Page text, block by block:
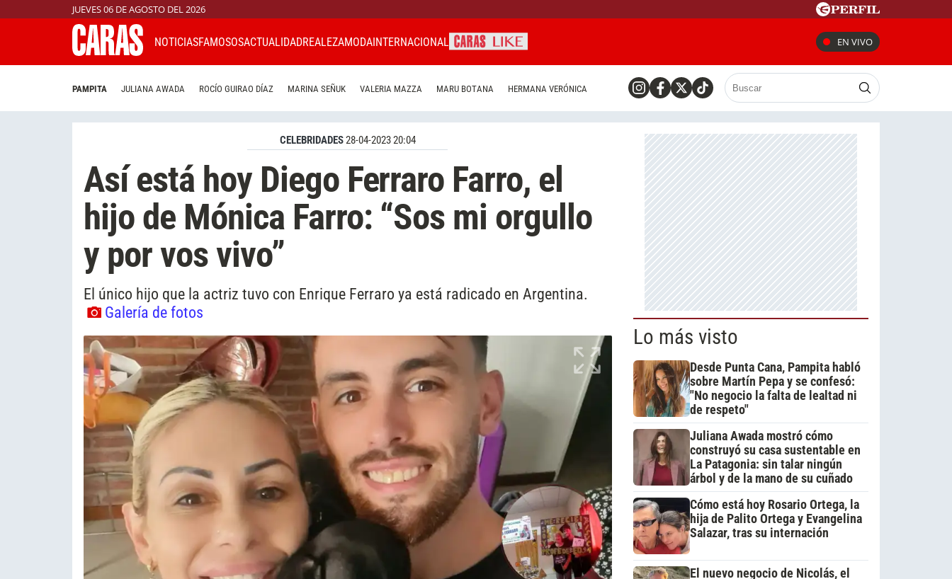
JUEVES 06 DE AGOSTO DEL 2026
NOTICIASFAMOSOSACTUALIDADREALEZAMODAINTERNACIONAL EN VIVO
PAMPITA JULIANA AWADA ROCÍO GUIRAO DÍAZ MARINA SEÑUK VALERIA MAZZA MARU BOTANA HERMANA VERÓNICA
CELEBRIDADES28-04-2023 20:04
Así está hoy Diego Ferraro Farro, el
hijo de Mónica Farro: “Sos mi orgullo
y por vos vivo”
El único hijo que la actriz tuvo con Enrique Ferraro ya está radicado en Argentina.
Galería de fotos
Lo más visto
Desde Punta Cana, Pampita habló
sobre Martín Pepa y se confesó:
"No negocio la falta de lealtad ni
de respeto"
Juliana Awada mostró cómo
construyó su casa sustentable en
La Patagonia: sin talar ningún
árbol y de la mano de su cuñado
Cómo está hoy Rosario Ortega, la
hija de Palito Ortega y Evangelina
Salazar, tras su internación
El nuevo negocio de Nicolás, el